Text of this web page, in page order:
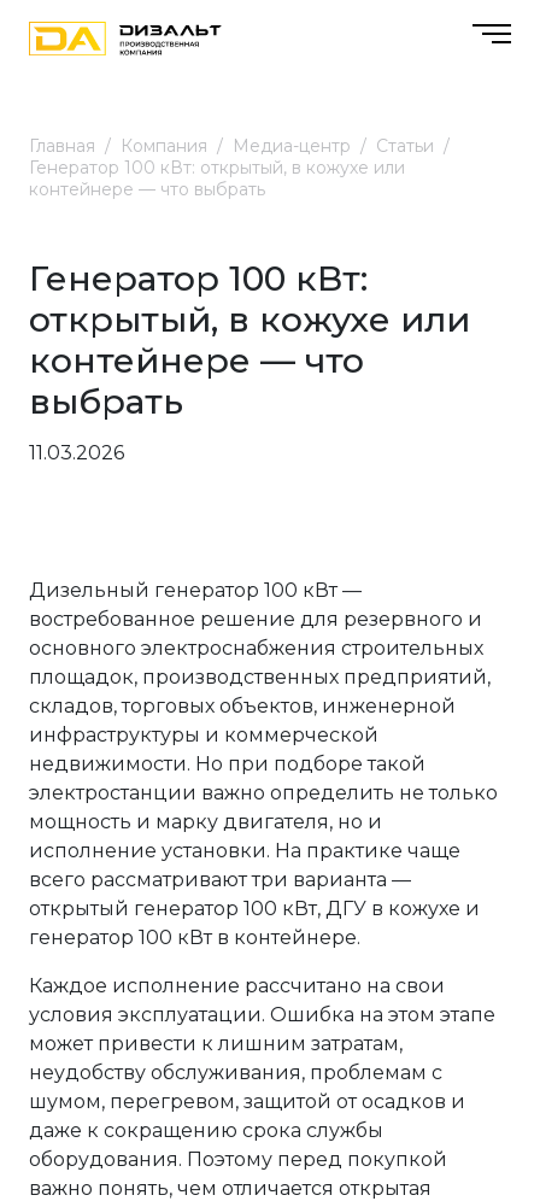
Главная Компания Медиа-центр
Статьи
Генератор 100 кВт: открытый, в кожухе или
контейнере — что выбрать
Генератор 100 кВт:
открытый, в кожухе или
контейнере — что
выбрать
11.03.2026
Дизельный генератор 100 кВт —
востребованное решение для резервного и
основного электроснабжения строительных
площадок, производственных предприятий,
складов, торговых объектов, инженерной
инфраструктуры и коммерческой
недвижимости. Но при подборе такой
электростанции важно определить не только
мощность и марку двигателя, но и
исполнение установки. На практике чаще
всего рассматривают три варианта —
открытый генератор 100 кВт, ДГУ в кожухе и
генератор 100 кВт в контейнере.
Каждое исполнение рассчитано на свои
условия эксплуатации. Ошибка на этом этапе
может привести к лишним затратам,
неудобству обслуживания, проблемам с
шумом, перегревом, защитой от осадков и
даже к сокращению срока службы
оборудования. Поэтому перед покупкой
важно понять, чем отличается открытая